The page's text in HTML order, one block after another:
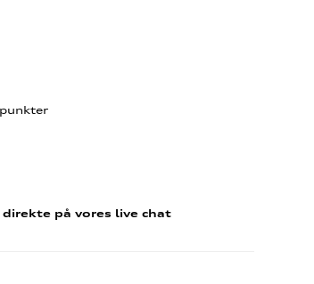
på vores live chat